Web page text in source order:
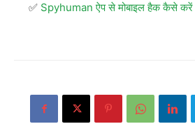
Spyhuman ऐप से मोबाइल हैक कैसे करें